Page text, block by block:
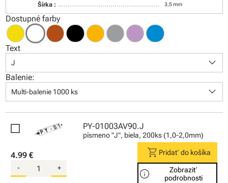
Šírka : 3,5 mm
Dostupné farby
Text
J keyboard_arrow_down
Balenie:
Multi-balenie 1000 ks keyboard_arrow_down
PY-01003AV90.J
písmeno "J", biela, 200ks (1,0-2,0mm)
4.99 €
- +
shopping_cart Pridať do košíka
info
Zobraziť
podrobnosti